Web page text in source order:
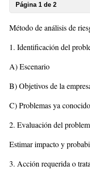
Página 1 de 2
Método de análisis de
1. Identificación del
A) Escenario
B) Objetivos de la
C) Problemas ya
2. Evaluación del
Estimar impacto y
3. Acción requerida o